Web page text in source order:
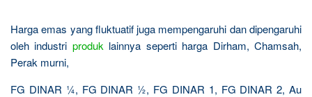
Harga emas yang fluktuatif juga mempengaruhi dan dipengaruhi
oleh industri produk lainnya seperti harga Dirham, Chamsah,
Perak murni,
FG DINAR ¼, FG DINAR ½, FG DINAR 1, FG DINAR 2, Au